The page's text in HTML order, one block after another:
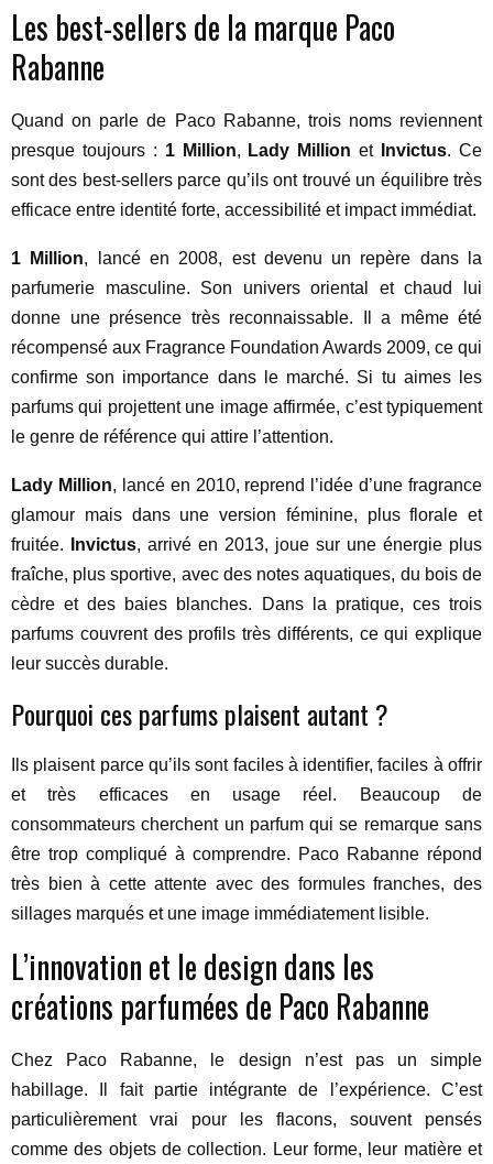
Les best-sellers de la marque Paco
Rabanne
Quand on parle de Paco Rabanne, trois noms reviennent
presque toujours : 1 Million, Lady Million et Invictus. Ce
sont des best-sellers parce qu’ils ont trouvé un équilibre très
efficace entre identité forte, accessibilité et impact immédiat.
1 Million, lancé en 2008, est devenu un repère dans la
parfumerie masculine. Son univers oriental et chaud lui
donne une présence très reconnaissable. Il a même été
récompensé aux Fragrance Foundation Awards 2009, ce qui
confirme son importance dans le marché. Si tu aimes les
parfums qui projettent une image affirmée, c’est typiquement
le genre de référence qui attire l’attention.
Lady Million, lancé en 2010, reprend l’idée d’une fragrance
glamour mais dans une version féminine, plus florale et
fruitée.
Invictus, arrivé en 2013, joue sur une énergie plus
fraîche, plus sportive, avec des notes aquatiques, du bois de
cèdre et des baies blanches. Dans la pratique, ces trois
parfums couvrent des profils très différents, ce qui explique
leur succès durable.
Pourquoi ces parfums plaisent autant ?
Ils plaisent parce qu’ils sont faciles à identifier, faciles à offrir
et très efficaces en usage réel. Beaucoup de
consommateurs cherchent un parfum qui se remarque sans
être trop compliqué à comprendre. Paco Rabanne répond
très bien à cette attente avec des formules franches, des
sillages marqués et une image immédiatement lisible.
L’innovation et le design dans les
créations parfumées de Paco Rabanne
Chez Paco Rabanne, le design n’est pas un simple
habillage. Il fait partie intégrante de l’expérience. C’est
particulièrement vrai pour les flacons, souvent pensés
comme des objets de collection. Leur forme, leur matière et